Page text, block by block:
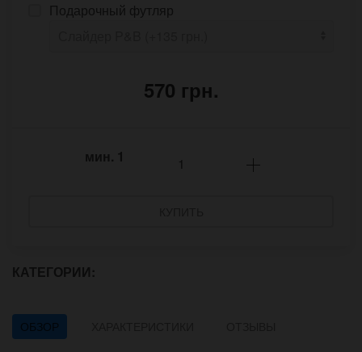
Подарочный футляр
570 грн.
мин. 1
КАТЕГОРИИ:
ОБЗОР